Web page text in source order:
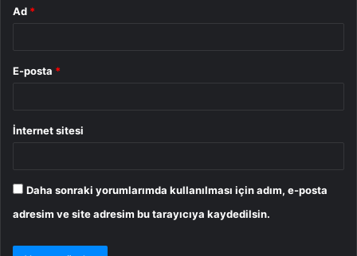
Ad *
E-posta *
İnternet sitesi
Daha sonraki yorumlarımda kullanılması için adım, e-posta
adresim ve site adresim bu tarayıcıya kaydedilsin.